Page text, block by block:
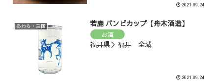
2021.09.24
あわら・三国 若鹿 バンビカップ【舟木酒造】
お酒
福井県＞福井 全域
2021.09.24